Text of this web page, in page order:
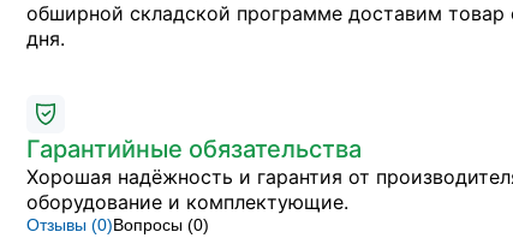
обширной складской программе доставим товар
дня.
Гарантийные обязательства
Хорошая надёжность и гарантия от
оборудование и комплектующие.
Отзывы (0)Вопросы (0)